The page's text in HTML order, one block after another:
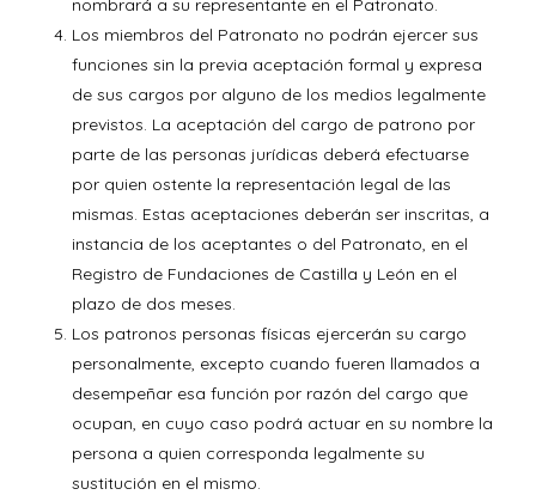
nombrará a su representante en el Patronato.
Los miembros del Patronato no podrán ejercer sus
funciones sin la previa aceptación formal y expresa
de sus cargos por alguno de los medios legalmente
previstos. La aceptación del cargo de patrono por
parte de las personas jurídicas deberá efectuarse
por quien ostente la representación legal de las
mismas. Estas aceptaciones deberán ser inscritas, a
instancia de los aceptantes o del Patronato, en el
Registro de Fundaciones de Castilla y León en el
plazo de dos meses.
Los patronos personas físicas ejercerán su cargo
personalmente, excepto cuando fueren llamados a
desempeñar esa función por razón del cargo que
ocupan, en cuyo caso podrá actuar en su nombre la
persona a quien corresponda legalmente su
sustitución en el mismo.